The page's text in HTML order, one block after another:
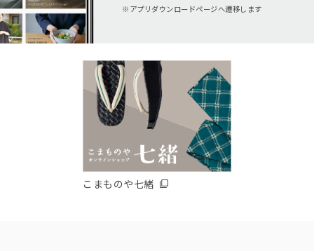
アプリダウンロードページへ遷移します
こまものや七緒